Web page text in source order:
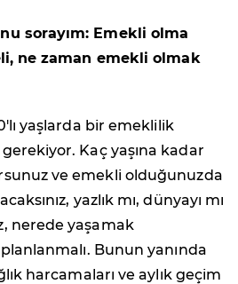
sorayım: Emekli olma
ne zaman emekli olmak
yaşlarda bir emeklilik
Kaç yaşına kadar
ve emekli olduğunuzda
yazlık mı, dünyayı mı
nerede yaşamak
Bunun yanında
harcamaları ve aylık geçim